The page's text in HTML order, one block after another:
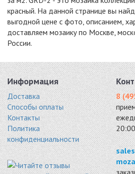
мрамор 300x300
4985 руб. / кв.м.
PHARAOH-STAR)
микс 298x298
5503 руб. / кв.м.
-20%
GLN-1
мрамор 298x298
-
GLN-2
мрамор 298x298
красный. На данной странице вы
выгодной цене с фото, описанием,
доставляем мозаику по Москве,
России.
Информация
Доставка
Способы оплаты
Контакты
Политика
конфиденциальности
8
20:00